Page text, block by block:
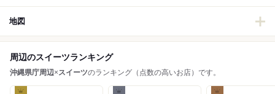
地図
周辺のスイーツランキング
沖縄県庁周辺×スイーツのランキング（点数の高いお店）です。